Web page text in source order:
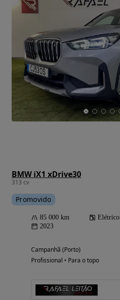
BMW iX1 xDrive30
313 cv
Promovido
85 000 km Elétrico
2023
Campanhã (Porto)
Profissional • Para o topo